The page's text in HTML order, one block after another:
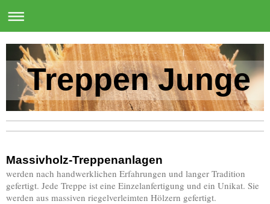
Treppen Junge
Massivholz-Treppenanlagen
werden nach handwerklichen Erfahrungen und langer Tradition
gefertigt. Jede Treppe ist eine Einzelanfertigung und ein Unikat. Sie
werden aus massiven riegelverleimten Hölzern gefertigt.